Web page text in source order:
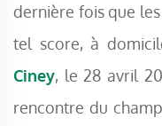
dernière fois que
tel score, à
Ciney, le 28 avril
rencontre du